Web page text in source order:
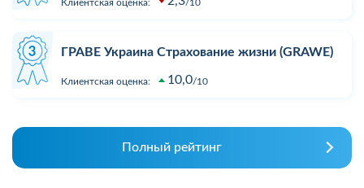
Клиентская оценка: 10
ГРАВЕ Украина Страхование жизни (GRAWE)
Клиентская оценка: 10,0 10
Полный рейтинг